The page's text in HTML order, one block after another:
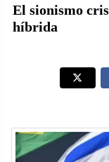
El sionismo
híbrida